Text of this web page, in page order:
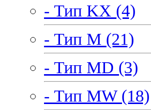
- Тип KX (4)
- Тип M (21)
- Тип MD (3)
- Тип MW (18)